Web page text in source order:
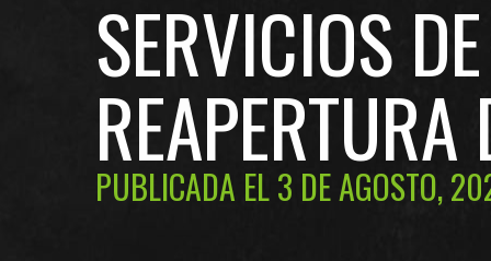
SERVICIOS
REAPERTURA
PUBLICADA EL 3 DE AGOSTO,